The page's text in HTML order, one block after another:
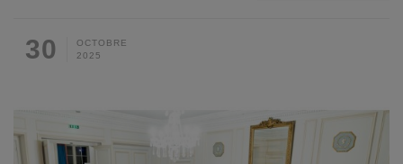
OCTOBRE
30 2025